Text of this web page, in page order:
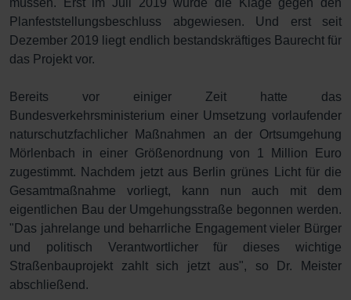
müssen. Erst im Juli 2019 wurde die Klage gegen den
Planfeststellungsbeschluss abgewiesen. Und erst seit
Dezember 2019 liegt endlich bestandskräftiges Baurecht für
das Projekt vor.
Bereits vor einiger Zeit hatte das
Bundesverkehrsministerium einer Umsetzung vorlaufender
naturschutzfachlicher Maßnahmen an der Ortsumgehung
Mörlenbach in einer Größenordnung von 1 Million Euro
zugestimmt. Nachdem jetzt aus Berlin grünes Licht für die
Gesamtmaßnahme vorliegt, kann nun auch mit dem
eigentlichen Bau der Umgehungsstraße begonnen werden.
"Das jahrelange und beharrliche Engagement vieler Bürger
und politisch Verantwortlicher für dieses wichtige
Straßenbauprojekt zahlt sich jetzt aus", so Dr. Meister
abschließend.